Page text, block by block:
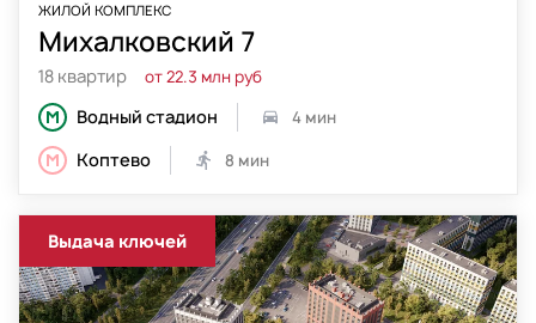
ЖИЛОЙ КОМПЛЕКС
Михалковский 7
18 квартир от 22.3 млн руб
Водный стадион 4 мин
Коптево 8 мин
Выдача ключей